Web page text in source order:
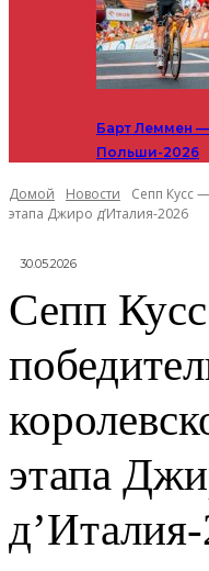
Барт Леммен —
Польши-2026
Домой Новости
Сепп Кусс
этапа Джиро д’Италия-2026
30.05.2026
Сепп
этапа